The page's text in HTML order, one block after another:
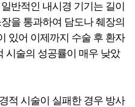
반적인 내시경 기기는 길이
을 통과하여 담도나 췌장의
있어 이제까지 수술 후 환자
시술의 성공률이 매우 낮았
적 시술이 실패한 경우 방사